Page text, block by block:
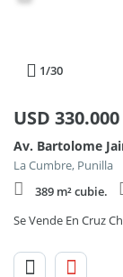
1/30
USD 330.000
La Cumbre, Punilla
389 m² cubie.
Se Vende En Cruz